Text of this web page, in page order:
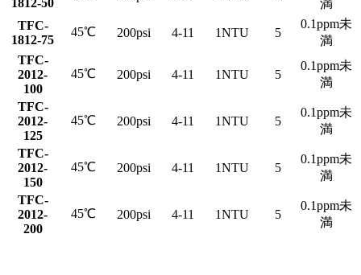
1812-50
満
TFC-
1812-75
45℃ 200psi 4-11 1NTU 5
0.1ppm未
満
TFC-
2012-
100
45℃ 200psi 4-11 1NTU 5
0.1ppm未
満
TFC-
2012-
125
45℃ 200psi 4-11 1NTU 5
0.1ppm未
満
TFC-
2012-
150
45℃ 200psi 4-11 1NTU 5
0.1ppm未
満
TFC-
2012-
200
45℃ 200psi 4-11 1NTU 5
0.1ppm未
満